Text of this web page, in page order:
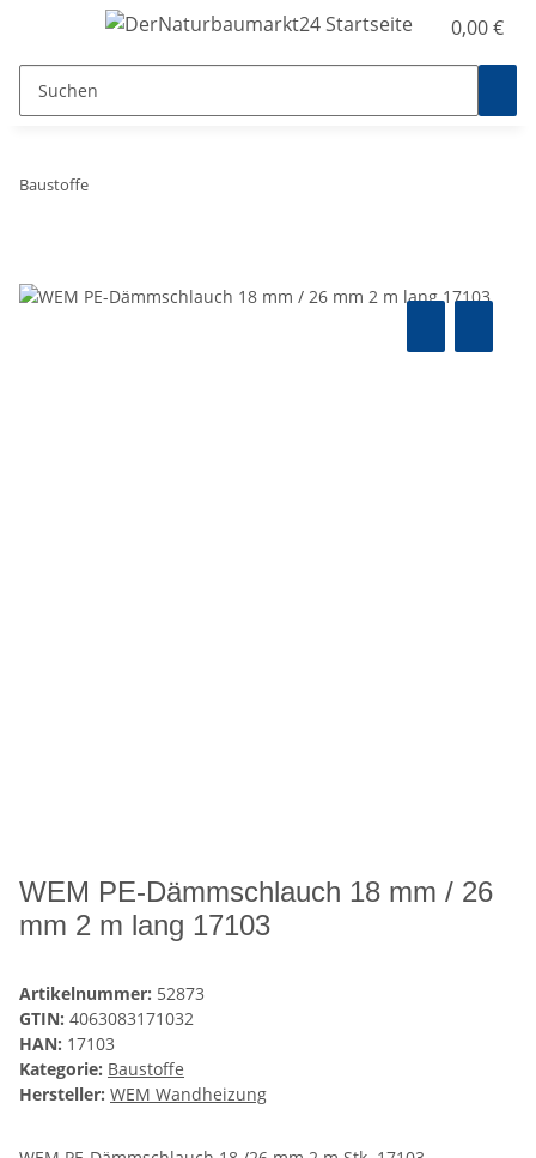
0,00 €
Baustoffe
WEM PE-Dämmschlauch 18 mm / 26
mm 2 m lang 17103
Artikelnummer: 52873
GTIN: 4063083171032
HAN: 17103
Kategorie: Baustoffe
Hersteller: WEM Wandheizung